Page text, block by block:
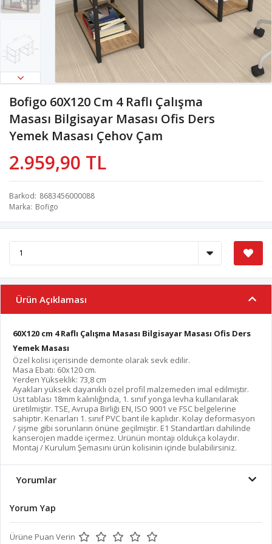
Bofigo 60X120 Cm 4 Raflı Çalışma
Masası Bilgisayar Masası Ofis Ders
Yemek Masası Çehov Çam
2.959,90 TL
Barkod 8683456000088
Marka Bofigo
Ürün Açıklaması
60X120 cm 4 Raflı Çalışma Masası Bilgisayar Masası Ofis Ders
Yemek Masası
Özel kolisi içerisinde demonte olarak sevk edilir.
Masa Ebatı: 60x120 cm.
Yerden Yükseklik: 73,8 cm
Ayakları yüksek dayanıklı özel profil malzemeden imal edilmiştir.
Üst tablası 18mm kalınlığında, 1. sınıf yonga levha kullanılarak
üretilmiştir. TSE, Avrupa Birliği EN, ISO 9001 ve FSC belgelerine
sahiptir. Kenarları 1. sınıf PVC bant ile kaplıdır. Kolay deformasyon
/ şişme gibi sorunların önüne geçilmiştir. E1 Standartları dahilinde
kanserojen madde içermez. Ürünün montajı oldukça kolaydır.
Montaj / Kurulum Şemasını ürün kolisinin içinde bulabilirsiniz.
Yorumlar
Yorum Yap
Ürüne Puan Verin